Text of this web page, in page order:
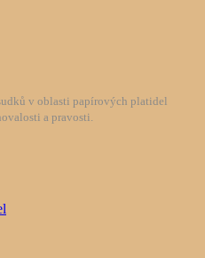
v oblasti papírových platidel
a pravosti.